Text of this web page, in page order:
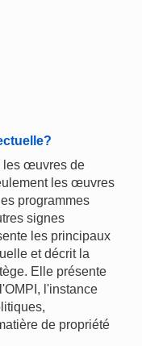
les œuvres de
les œuvres
programmes
signes
les principaux
et décrit la
Elle présente
l'instance
de propriété